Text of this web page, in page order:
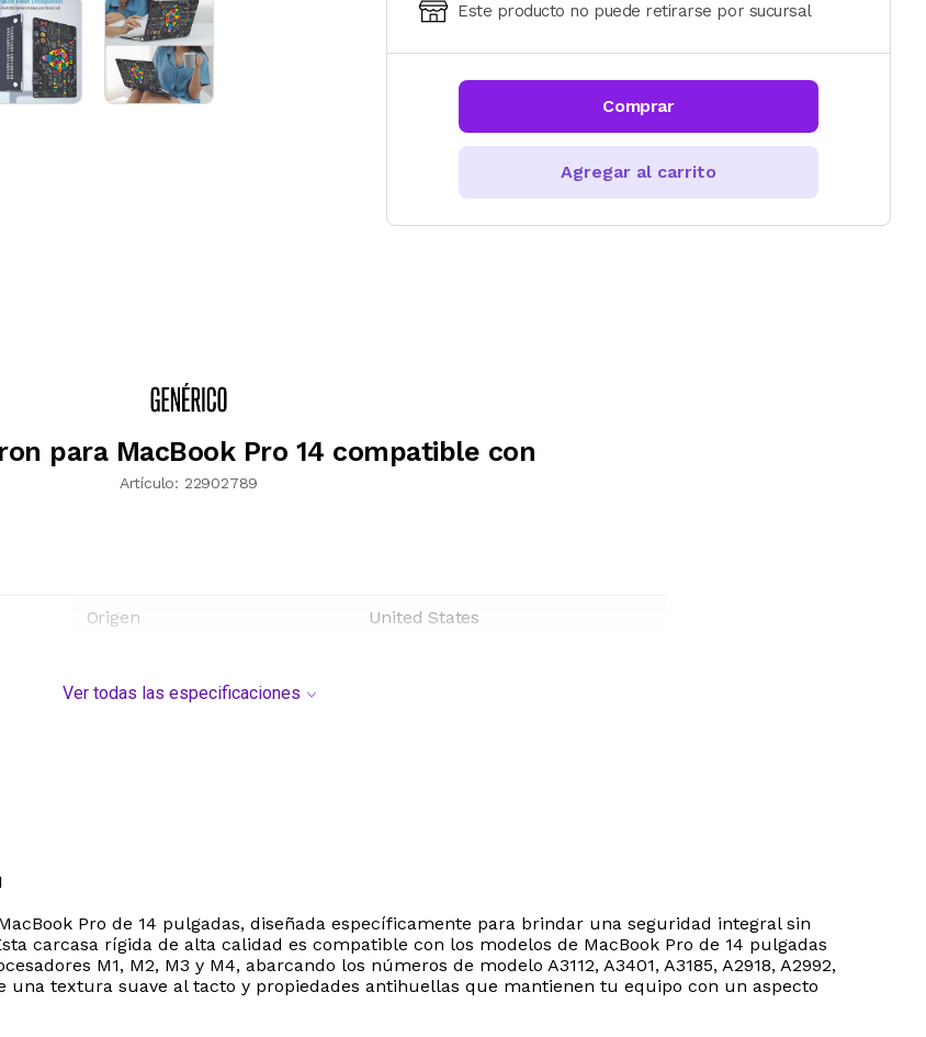
Ingresá código postal (sólo números)
CALCULAR
Este producto no puede retirarse por sucursal
Comprar
Agregar al carrito
para MacBook Pro 14 compatible con
Artículo: 22902789
Origen United States
Ver todas las especificaciones
Pro de 14 pulgadas, diseñada específicamente para brindar una seguridad integral sin
carcasa rígida de alta calidad es compatible con los modelos de MacBook Pro de 14 pulgadas
M1, M2, M3 y M4, abarcando los números de modelo A3112, A3401, A3185, A2918, A2992,
una textura suave al tacto y propiedades antihuellas que mantienen tu equipo con un aspecto